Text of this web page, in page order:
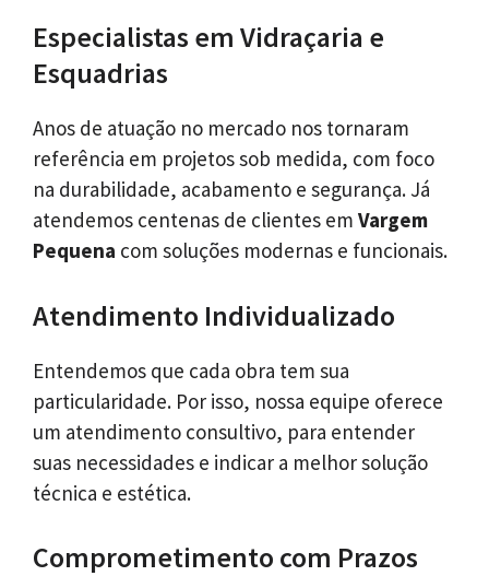
Especialistas em Vidraçaria e
Esquadrias
Anos de atuação no mercado nos tornaram
referência em projetos sob medida, com foco
na durabilidade, acabamento e segurança. Já
atendemos centenas de clientes em Vargem
Pequena com soluções modernas e funcionais.
Atendimento Individualizado
Entendemos que cada obra tem sua
particularidade. Por isso, nossa equipe oferece
um atendimento consultivo, para entender
suas necessidades e indicar a melhor solução
técnica e estética.
Comprometimento com Prazos